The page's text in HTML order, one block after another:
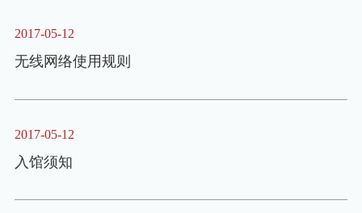
2017-05-12
无线网络使用规则
2017-05-12
入馆须知